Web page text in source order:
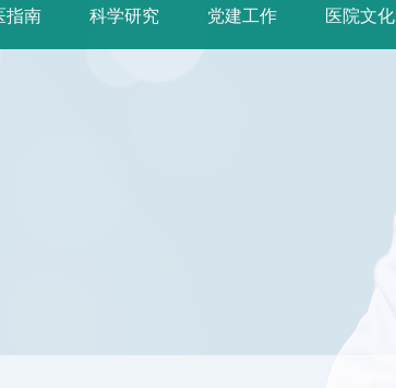
指南 科学研究 党建工作 医院文化